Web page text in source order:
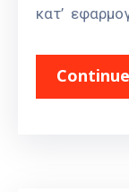
κατ’